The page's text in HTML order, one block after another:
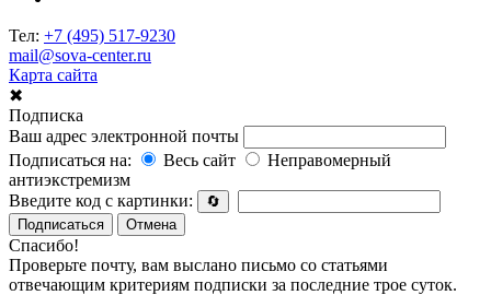
Тел: +7 (495) 517-9230
mail@sova-center.ru
Карта сайта
✖
Подписка
Ваш адрес электронной почты
Подписаться на:
Весь сайт
Неправомерный
антиэкстремизм
Введите код с картинки:
🔄
Подписаться
Отмена
Спасибо!
Проверьте почту, вам выслано письмо со статьями
отвечающим критериям подписки за последние трое суток.